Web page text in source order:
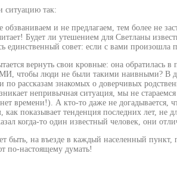
ситуацию так:
и не предлагаем, тем более не
Будет ли утешением для Светланы
единственный совет: если с вами
вернуть свои кровные: она
чтобы люди не были такими наивными? В
по рассказам знакомых о доверчивых
непривычная ситуация, мы не
времени!). А кто-то даже не догадывается,
показывает тенденция последних лет,
когда-то один известный человек, они
быть, на въезде в каждый населенный
по-настоящему думать!